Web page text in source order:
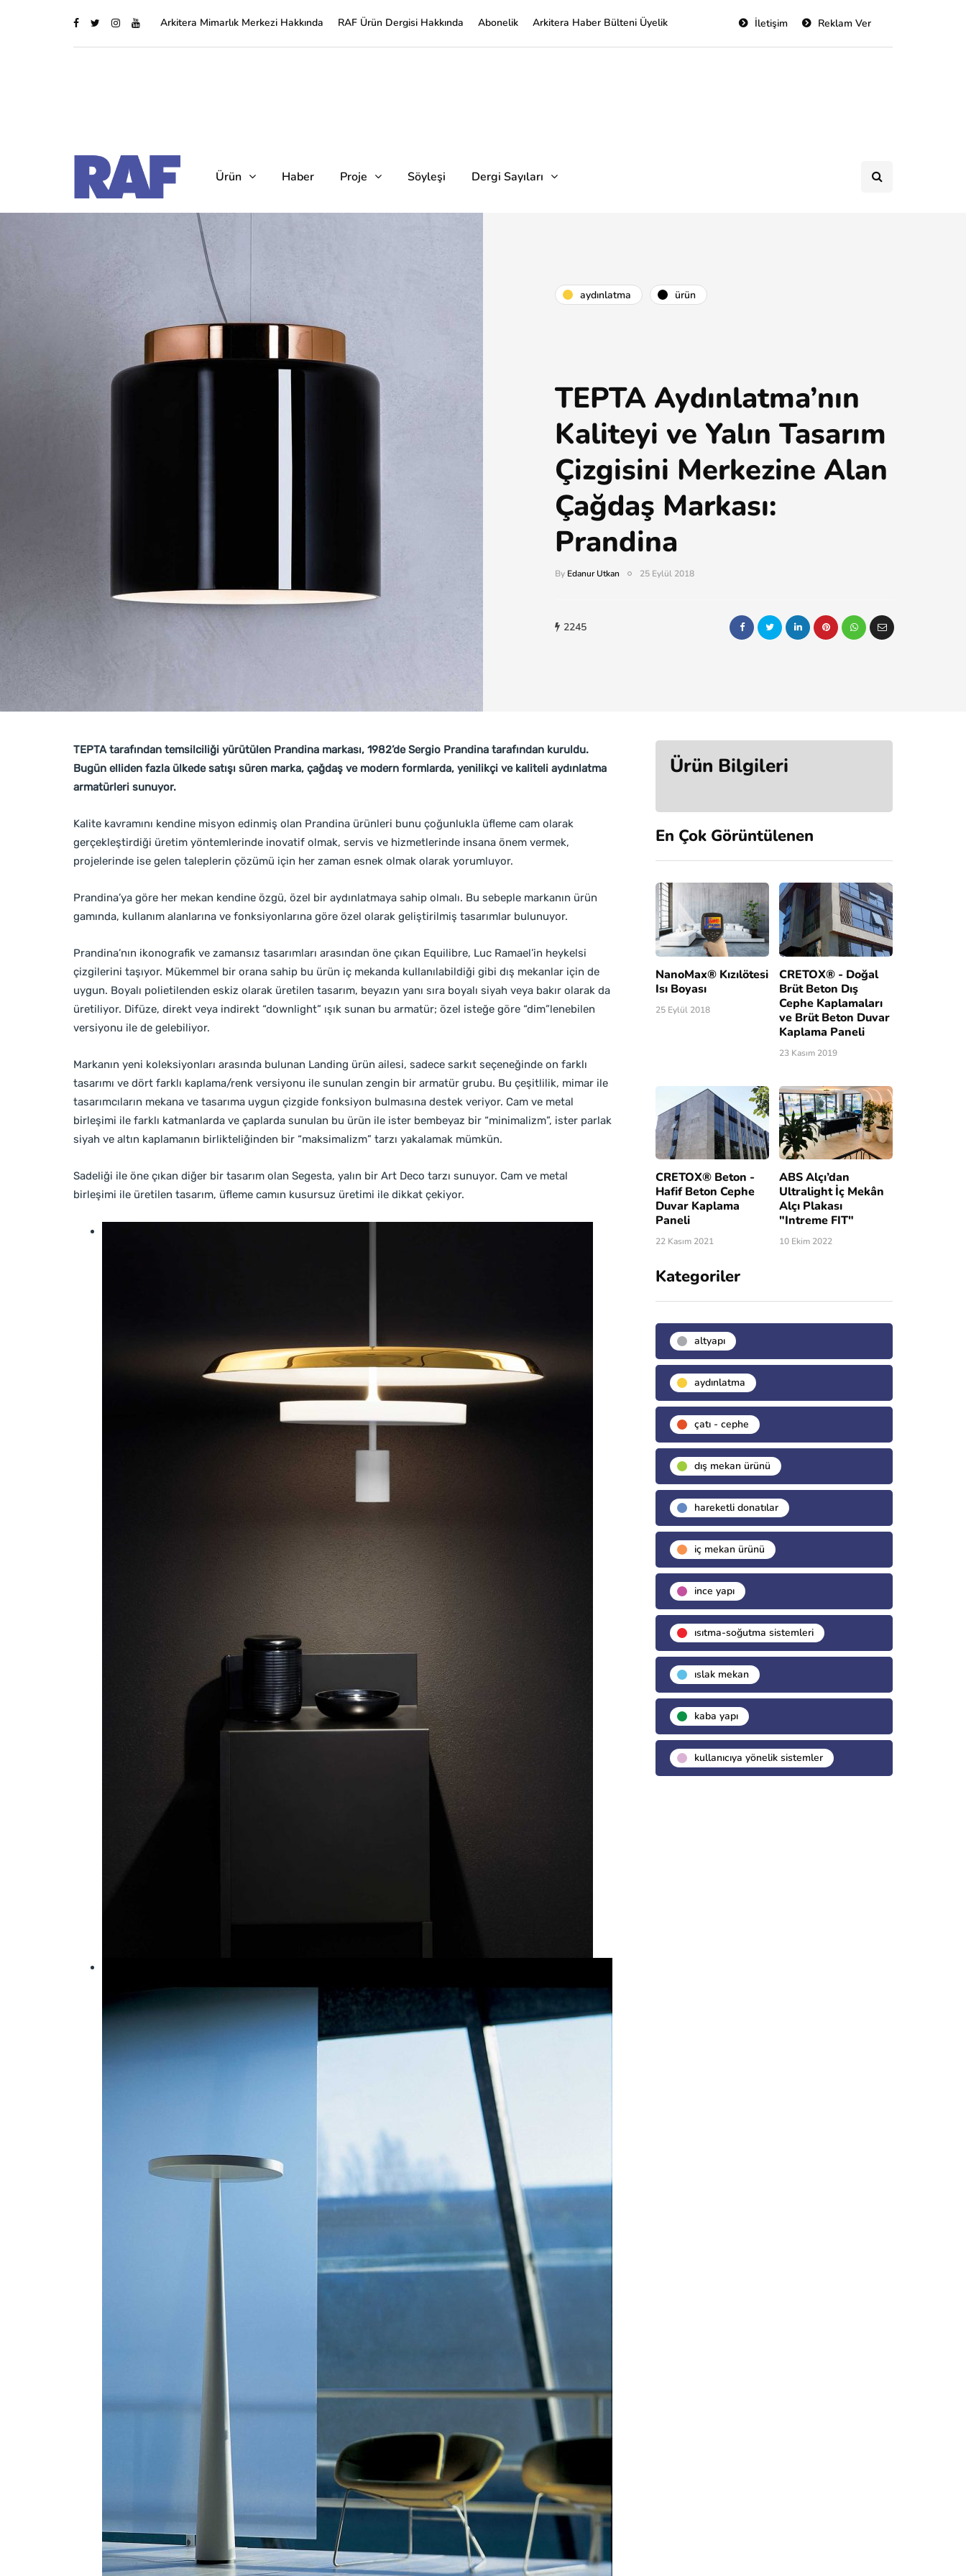
Arkitera Mimarlık Merkezi Hakkında RAF Ürün Dergisi Hakkında Abonelik Arkitera Haber Bülteni Üyelik Reklam Ver
İletişim
Ürün Haber Proje Söyleşi Dergi Sayıları
aydınlatma ürün
TEPTA Aydınlatma’nın
Kaliteyi ve Yalın Tasarım
Çizgisini Merkezine Alan
Çağdaş Markası:
Prandina
By Edanur Utkan 25 Eylül 2018
2245
TEPTA tarafından temsilciliği yürütülen Prandina markası, 1982’de Sergio Prandina tarafından kuruldu.
Bugün elliden fazla ülkede satışı süren marka, çağdaş ve modern formlarda, yenilikçi ve kaliteli aydınlatma
armatürleri sunuyor.
Kalite kavramını kendine misyon edinmiş olan Prandina ürünleri bunu çoğunlukla üfleme cam olarak
gerçekleştirdiği üretim yöntemlerinde inovatif olmak, servis ve hizmetlerinde insana önem vermek,
projelerinde ise gelen taleplerin çözümü için her zaman esnek olmak olarak yorumluyor.
Prandina’ya göre her mekan kendine özgü, özel bir aydınlatmaya sahip olmalı. Bu sebeple markanın ürün
gamında, kullanım alanlarına ve fonksiyonlarına göre özel olarak geliştirilmiş tasarımlar bulunuyor.
Prandina’nın ikonografik ve zamansız tasarımları arasından öne çıkan Equilibre, Luc Ramael’in heykelsi
çizgilerini taşıyor. Mükemmel bir orana sahip bu ürün iç mekanda kullanılabildiği gibi dış mekanlar için de
uygun. Boyalı polietilenden eskiz olarak üretilen tasarım, beyazın yanı sıra boyalı siyah veya bakır olarak da
üretiliyor. Difüze, direkt veya indirekt “downlight” ışık sunan bu armatür; özel isteğe göre “dim”lenebilen
versiyonu ile de gelebiliyor.
Markanın yeni koleksiyonları arasında bulunan Landing ürün ailesi, sadece sarkıt seçeneğinde on farklı
tasarımı ve dört farklı kaplama/renk versiyonu ile sunulan zengin bir armatür grubu. Bu çeşitlilik, mimar ile
tasarımcıların mekana ve tasarıma uygun çizgide fonksiyon bulmasına destek veriyor. Cam ve metal
birleşimi ile farklı katmanlarda ve çaplarda sunulan bu ürün ile ister bembeyaz bir “minimalizm”, ister parlak
siyah ve altın kaplamanın birlikteliğinden bir “maksimalizm” tarzı yakalamak mümkün.
Sadeliği ile öne çıkan diğer bir tasarım olan Segesta, yalın bir Art Deco tarzı sunuyor. Cam ve metal
birleşimi ile üretilen tasarım, üfleme camın kusursuz üretimi ile dikkat çekiyor.
Ürün Bilgileri
En Çok Görüntülenen
NanoMax® Kızılötesi
Isı Boyası
25 Eylül 2018
CRETOX® - Doğal
Brüt Beton Dış
Cephe Kaplamaları
ve Brüt Beton Duvar
Kaplama Paneli
23 Kasım 2019
CRETOX® Beton -
Hafif Beton Cephe
Duvar Kaplama
Paneli
22 Kasım 2021
ABS Alçı’dan
Ultralight İç Mekân
Alçı Plakası
"Intreme FIT"
10 Ekim 2022
Kategoriler
altyapı
aydınlatma
çatı - cephe
dış mekan ürünü
hareketli donatılar
i̇ç mekan ürünü
i̇nce yapı
isıtma-soğutma sistemleri
islak mekan
kaba yapı
kullanıcıya yönelik sistemler